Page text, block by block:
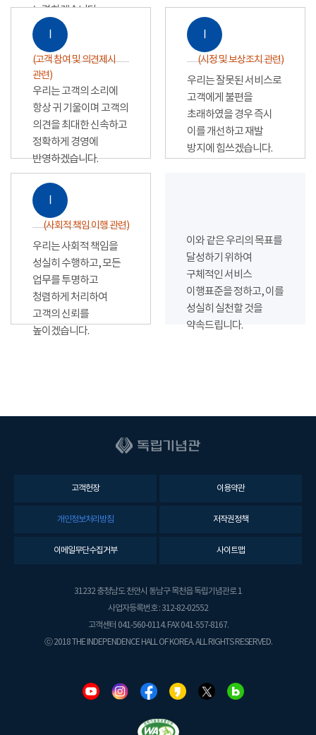
노력하겠습니다.
Ⅰ
(고객 참여 및 의견제시
관련)
우리는 고객의 소리에
항상 귀 기울이며 고객의
의견을 최대한 신속하고
정확하게 경영에
반영하겠습니다.
Ⅰ
(시정 및 보상조치 관련)
우리는 잘못된 서비스로
고객에게 불편을
초래하였을 경우 즉시
이를 개선하고 재발
방지에 힘쓰겠습니다.
Ⅰ
(사회적 책임 이행 관련)
우리는 사회적 책임을
성실히 수행하고, 모든
업무를 투명하고
청렴하게 처리하여
고객의 신뢰를
높이겠습니다.
이와 같은 우리의 목표를
달성하기 위하여
구체적인 서비스
이행표준을 정하고, 이를
성실히 실천할 것을
약속드립니다.
고객헌장 이용약관
개인정보처리방침 저작권정책
이메일무단수집거부 사이트맵
31232 충청남도 천안시 동남구 목천읍 독립기념관로 1
사업자등록번호 : 312-82-02552
고객센터 041-560-0114. FAX 041-557-8167.
ⓒ 2018 THE INDEPENDENCE HALL OF KOREA. ALL RIGHTS RESERVED.